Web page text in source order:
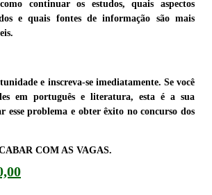
continuar os estudos, quais aspectos
e quais fontes de informação são mais
e inscreva-se imediatamente. Se você
em português e literatura, esta é a sua
esse problema e obter êxito no concurso dos
COM AS VAGAS.